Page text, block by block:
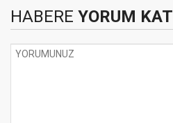
HABERE YORUM KAT